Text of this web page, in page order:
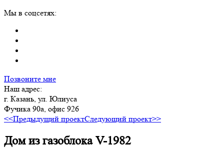
Мы в соцсетях:
Позвоните мне
Наш адрес:
г. Казань, ул. Юлиуса
Фучика 90а, офис 926
<<Предыдущий проектСледующий проект>>
Дом из газоблока V-1982